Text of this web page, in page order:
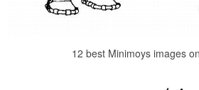
12 best Minimoys images